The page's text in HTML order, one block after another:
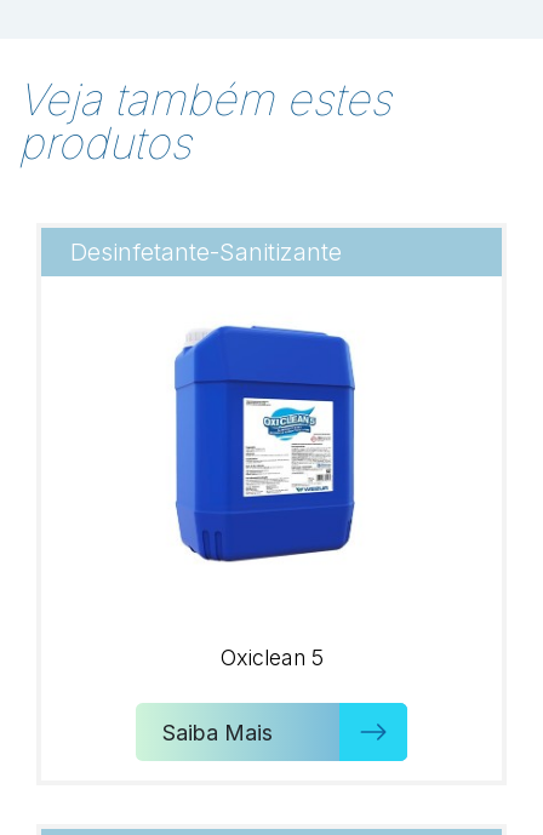
Veja também estes
produtos
Desinfetante-Sanitizante
Oxiclean 5
Saiba Mais